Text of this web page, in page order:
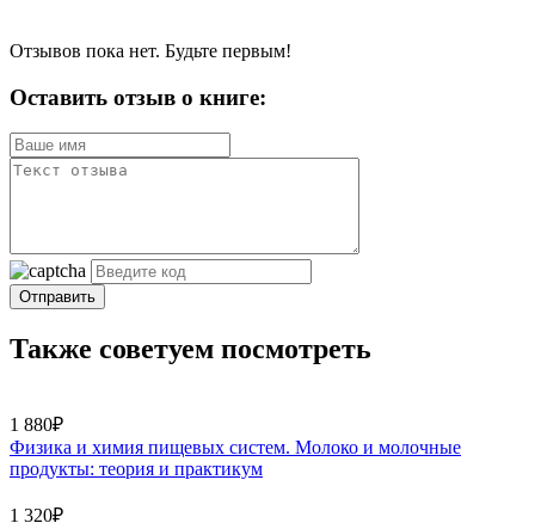
Отзывов пока нет. Будьте первым!
Оставить отзыв о книге:
Отправить
Также советуем посмотреть
1 880₽
Физика и химия пищевых систем. Молоко и молочные
продукты: теория и практикум
1 320₽